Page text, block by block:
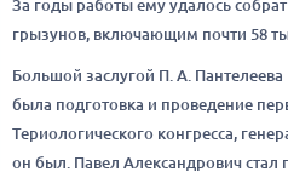
За годы работы ему удалось
грызунов, включающим почти 58
Большой заслугой П. А.
была подготовка и проведение
Териологического конгресса,
он был. Павел Александрович стал